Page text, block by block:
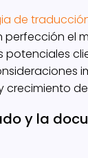
de
perfección el
potenciales
crecimiento
y la